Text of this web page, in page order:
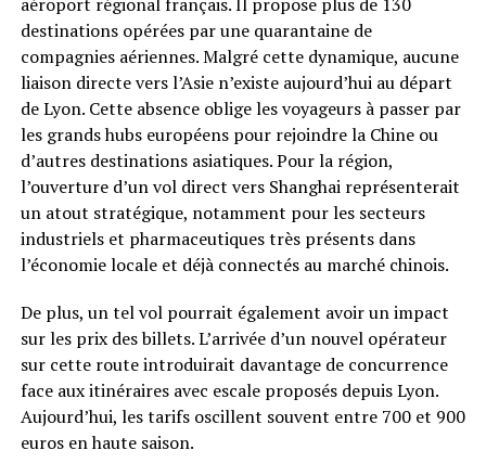
destinations opérées par une quarantaine de
compagnies aériennes. Malgré cette dynamique, aucune
liaison directe vers l’Asie n’existe aujourd’hui au départ
de Lyon. Cette absence oblige les voyageurs à passer par
les grands hubs européens pour rejoindre la Chine ou
d’autres destinations asiatiques. Pour la région,
l’ouverture d’un vol direct vers Shanghai représenterait
un atout stratégique, notamment pour les secteurs
industriels et pharmaceutiques très présents dans
l’économie locale et déjà connectés au marché chinois.
De plus, un tel vol pourrait également avoir un impact
sur les prix des billets. L’arrivée d’un nouvel opérateur
sur cette route introduirait davantage de concurrence
face aux itinéraires avec escale proposés depuis Lyon.
Aujourd’hui, les tarifs oscillent souvent entre 700 et 900
euros en haute saison.